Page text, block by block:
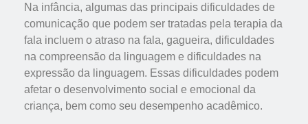
Na infância, algumas das principais dificuldades de
comunicação que podem ser tratadas pela terapia da
fala incluem o atraso na fala, gagueira, dificuldades
na compreensão da linguagem e dificuldades na
expressão da linguagem. Essas dificuldades podem
afetar o desenvolvimento social e emocional da
criança, bem como seu desempenho acadêmico.